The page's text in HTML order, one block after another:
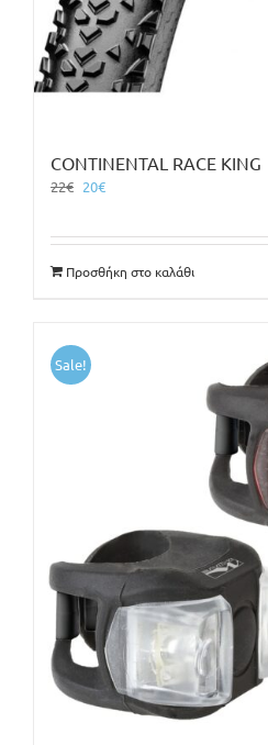
CONTINENTAL RACE KING
22€ Original
22€.
20€Η
είναι:
20€.
Προσθήκη στο καλάθι
Sale!